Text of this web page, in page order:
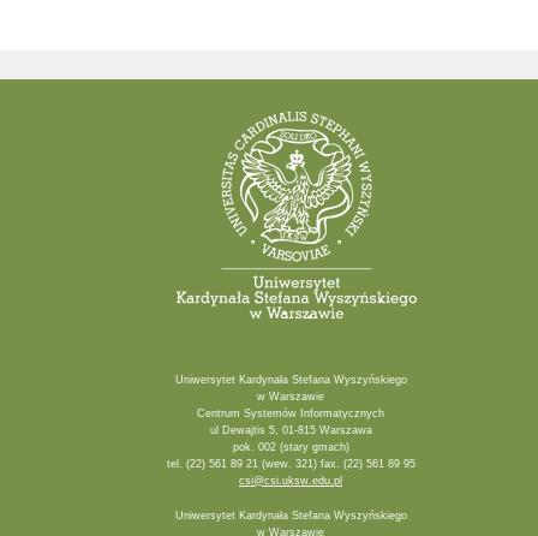
Uniwersytet Kardynała Stefana Wyszyńskiego
w Warszawie
Centrum Systemów Informatycznych
ul Dewajtis 5, 01-815 Warszawa
pok. 002 (stary gmach)
tel. (22) 561 89 21 (wew. 321) fax. (22) 561 89 95
csi@csi.uksw.edu.pl
Uniwersytet Kardynała Stefana Wyszyńskiego
w Warszawie